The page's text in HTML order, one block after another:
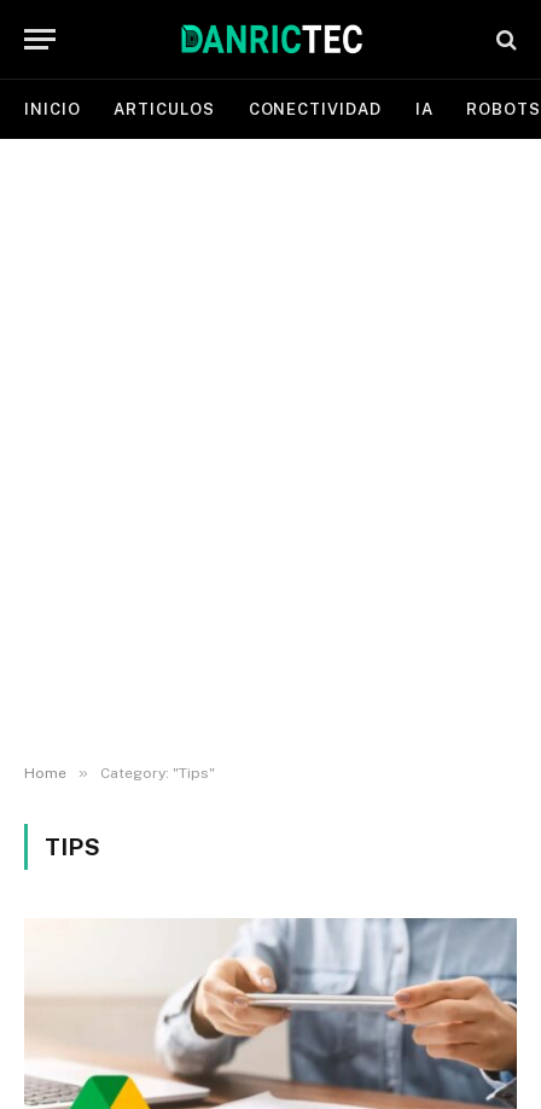
INICIO ARTICULOS CONECTIVIDAD IA ROBOTS
Home » Category: "Tips"
TIPS